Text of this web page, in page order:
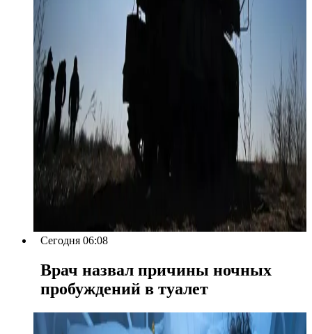
Сегодня 06:08
Врач назвал причины ночных
пробуждений в туалет